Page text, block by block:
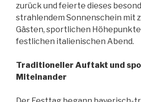
zurück und feierte dieses
strahlendem Sonnenschein mit
Gästen, sportlichen
festlichen italienischen Abend.
Traditioneller Auftakt und
Miteinander